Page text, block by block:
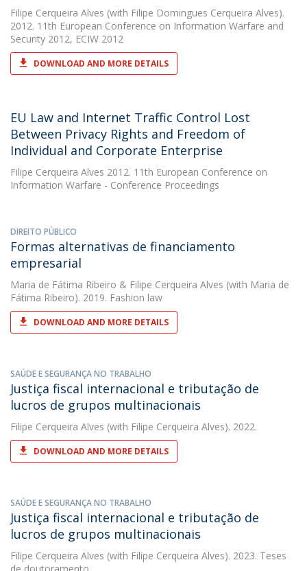
Filipe Cerqueira Alves (with Filipe Domingues Cerqueira Alves).
2012. 11th European Conference on Information Warfare and
Security 2012, ECIW 2012
DOWNLOAD AND MORE DETAILS
EU Law and Internet Traffic Control Lost
Between Privacy Rights and Freedom of
Individual and Corporate Enterprise
Filipe Cerqueira Alves 2012. 11th European Conference on
Information Warfare - Conference Proceedings
DIREITO PÚBLICO
Formas alternativas de financiamento
empresarial
Maria de Fátima Ribeiro & Filipe Cerqueira Alves (with Maria de
Fátima Ribeiro). 2019. Fashion law
DOWNLOAD AND MORE DETAILS
SAÚDE E SEGURANÇA NO TRABALHO
Justiça fiscal internacional e tributação de
lucros de grupos multinacionais
Filipe Cerqueira Alves (with Filipe Cerqueira Alves). 2022.
DOWNLOAD AND MORE DETAILS
SAÚDE E SEGURANÇA NO TRABALHO
Justiça fiscal internacional e tributação de
lucros de grupos multinacionais
Filipe Cerqueira Alves (with Filipe Cerqueira Alves). 2023. Teses